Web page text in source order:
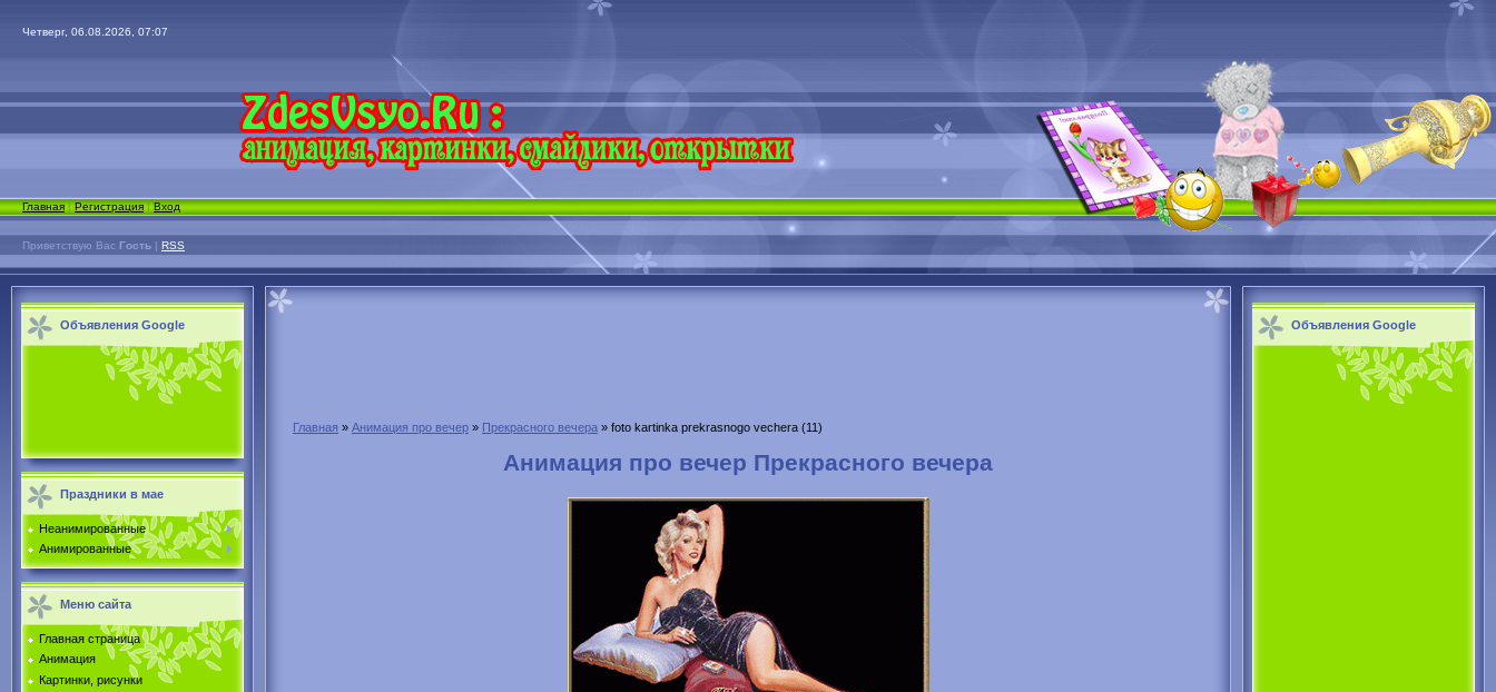
Четверг, 06.08.2026, 07:07
Главная|Регистрация|Вход
Приветствую Вас Гость | RSS
Объявления Google
Праздники в мае
Неанимированные
Анимированные
Меню сайта
Главная страница
Анимация
Картинки, рисунки
Главная » Анимация про вечер » Прекрасного вечера » foto kartinka prekrasnogo vechera (11)
Анимация про вечер Прекрасного вечера
Объявления Google